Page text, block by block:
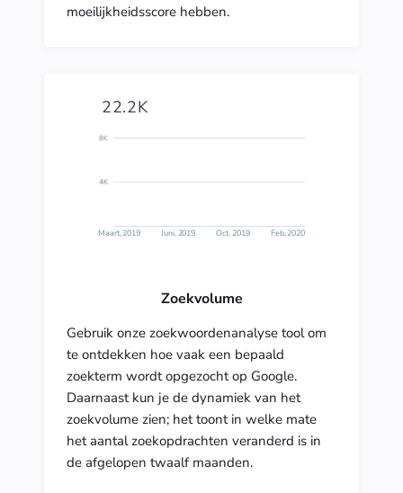
moeilijkheidsscore hebben.
22.2K
Maart, 2019 Juni, 2019 Oct, 2019 Feb, 2020
Zoekvolume
Gebruik onze zoekwoordenanalyse tool om
te ontdekken hoe vaak een bepaald
zoekterm wordt opgezocht op Google.
Daarnaast kun je de dynamiek van het
zoekvolume zien; het toont in welke mate
het aantal zoekopdrachten veranderd is in
de afgelopen twaalf maanden.